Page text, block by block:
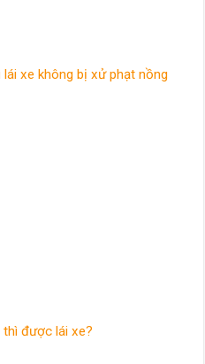
xe không bị xử phạt nồng
thì được lái xe?